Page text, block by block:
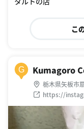
こ
G Kumagoro
栃木県矢板市
https://